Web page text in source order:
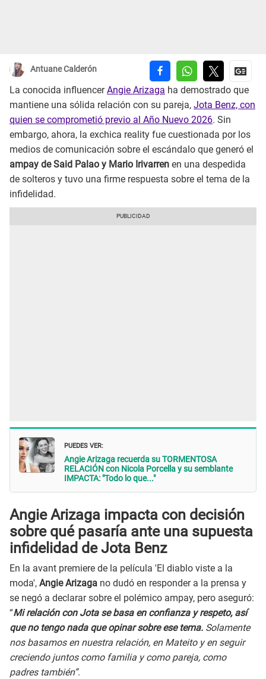
Antuane Calderón
La conocida influencerAngie Arizaga ha demostrado que
mantiene una sólida relación con su pareja, Jota Benz, con
quien se comprometió previo al Año Nuevo 2026. Sin
embargo, ahora, la exchica reality fue cuestionada por los
medios de comunicación sobre el escándalo que generó el
ampay de Said Palao y Mario Irivarren en una despedida
de solteros y tuvo una firme respuesta sobre el tema de la
infidelidad.
PUEDES VER:
Angie Arizaga recuerda su TORMENTOSA
RELACIÓN con Nicola Porcella y su semblante
IMPACTA: "Todo lo que..."
Angie Arizaga impacta con decisión
sobre qué pasaría ante una supuesta
infidelidad de Jota Benz
En la avant premiere de la película 'El diablo viste a la
moda', Angie Arizaga no dudó en responder a la prensa y
se negó a declarar sobre el polémico ampay, pero aseguró:
“Mi relación con Jota se basa en confianza y respeto, así
que no tengo nada que opinar sobre ese tema. Solamente
nos basamos en nuestra relación, en Mateito y en seguir
creciendo juntos como familia y como pareja, como
padres también”.